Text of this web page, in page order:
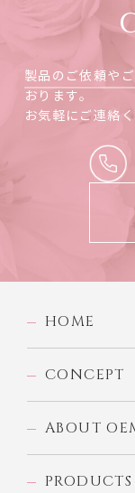
製品のご依頼や
おります。
お気軽にご連絡く
HOME
CONCEPT
ABOUT
PRODUCTS